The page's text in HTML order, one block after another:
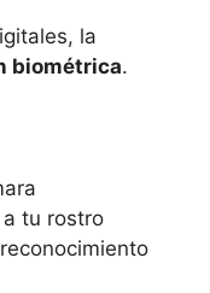
la
biométrica.
tu rostro